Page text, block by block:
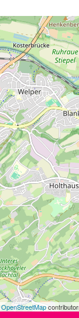
OpenStreetMap